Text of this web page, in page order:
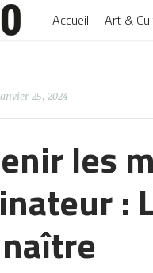
Accueil Art &
25, 2024
les
: